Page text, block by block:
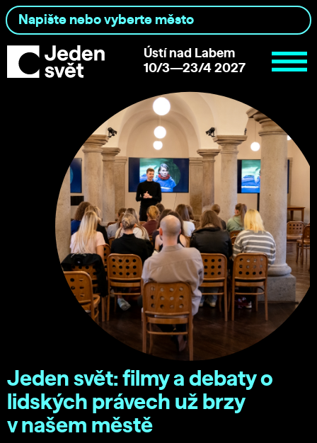
Ústí nad Labem
10/3—23/4 2027
Jeden svět: filmy a debaty o
lidských právech už brzy
v našem městě